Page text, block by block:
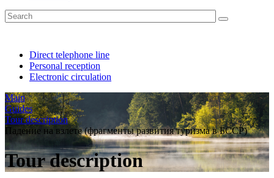
Direct telephone line
Personal reception
Electronic circulation
Main
Guides
Tour description
Падение на взлете (фрагменты развития туризма в БССР)
Tour description